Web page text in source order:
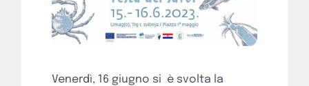
Venerdì, 16 giugno si è svolta la